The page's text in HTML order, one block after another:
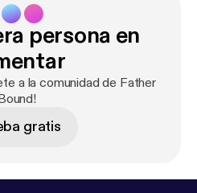
persona en
a la comunidad de Father
gratis